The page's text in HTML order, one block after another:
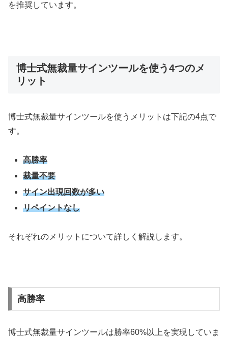
を推奨しています。
博士式無裁量サインツールを使う4つのメ
リット
博士式無裁量サインツールを使うメリットは下記の4点で
す。
高勝率
裁量不要
サイン出現回数が多い
リペイントなし
それぞれのメリットについて詳しく解説します。
高勝率
博士式無裁量サインツールは勝率60%以上を実現していま